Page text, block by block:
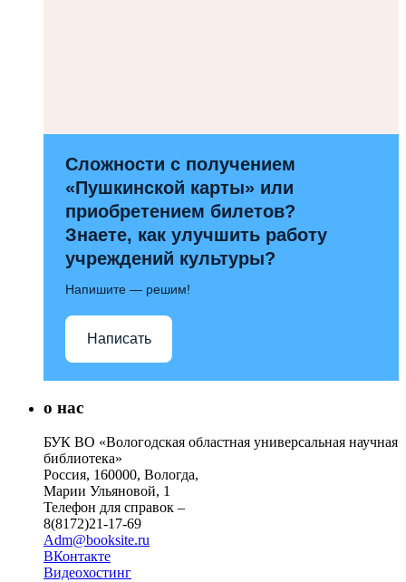
Сложности с получением
«Пушкинской карты» или
приобретением билетов?
Знаете, как улучшить работу
учреждений культуры?
Напишите — решим!
Написать
о нас
БУК ВО «Вологодская областная универсальная научная
библиотека»
Россия, 160000, Вологда,
Марии Ульяновой, 1
Телефон для справок –
8(8172)21-17-69
Adm@booksite.ru
ВКонтакте
Видеохостинг